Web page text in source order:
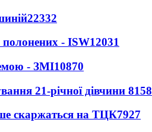
22332
- ISW12031
- ЗМІ10870
21-річної дівчини 8158
скаржаться на ТЦК7927